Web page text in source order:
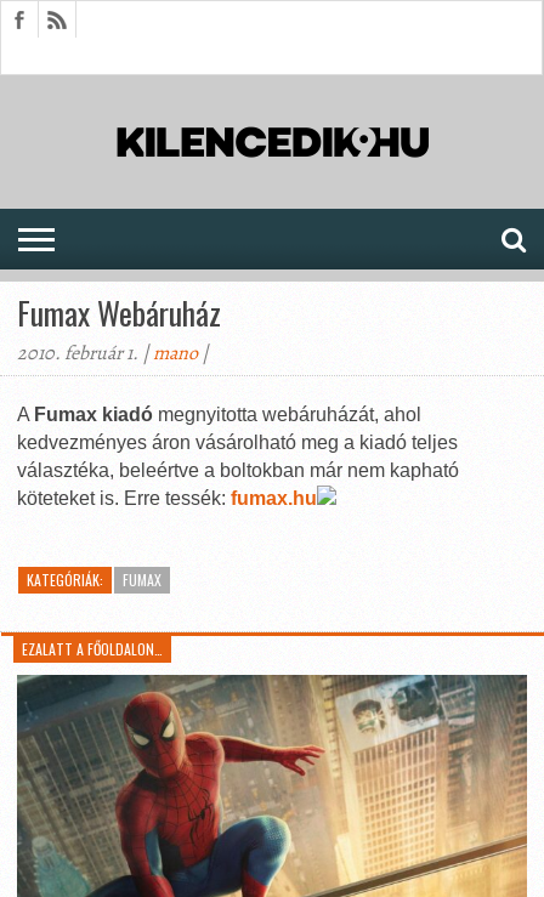
Fumax Webáruház
2010. február 1. |mano|
A Fumax kiadó megnyitotta webáruházát, ahol
kedvezményes áron vásárolható meg a kiadó teljes
választéka, beleértve a boltokban már nem kapható
köteteket is. Erre tessék: fumax.hu
KATEGÓRIÁK: FUMAX
EZALATT A FŐOLDALON…